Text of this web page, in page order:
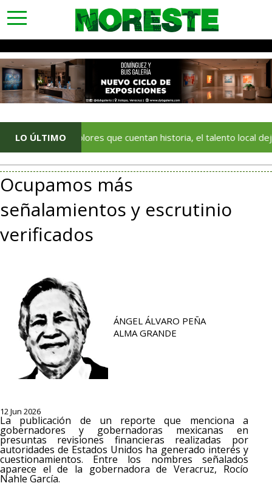
toggle
navigation
LO ÚLTIMO
Con colores que cuentan historia, el talento local deja huella
Ocupamos más
señalamientos y escrutinio
verificados
ÁNGEL ÁLVARO PEÑA
ALMA GRANDE
12 Jun 2026
La publicación de un reporte que menciona a
gobernadores y gobernadoras mexicanas en
presuntas revisiones financieras realizadas por
autoridades de Estados Unidos ha generado interés y
cuestionamientos. Entre los nombres señalados
aparece el de la gobernadora de Veracruz, Rocío
Nahle García.